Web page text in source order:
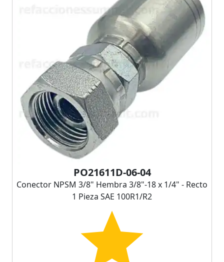
PO21611D-06-04
Conector NPSM 3/8" Hembra 3/8"-18 x 1/4" - Recto
1 Pieza SAE 100R1/R2